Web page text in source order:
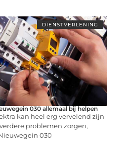
DIENSTVERLENING
030 allemaal bij helpen
kan heel erg vervelend zijn
problemen zorgen,
030